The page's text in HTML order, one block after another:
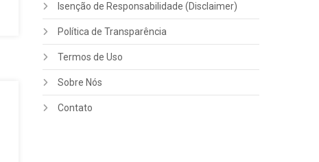
Isenção de Responsabilidade (Disclaimer)
Política de Transparência
Termos de Uso
Sobre Nós
Contato